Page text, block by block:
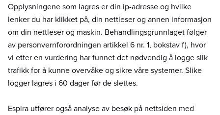
Opplysningene som lagres er din ip-adresse og hvilke
lenker du har klikket på, din nettleser og annen informasjon
om din nettleser og maskin. Behandlingsgrunnlaget følger
av personvernforordningen artikkel 6 nr. 1, bokstav f), hvor
vi etter en vurdering har funnet det nødvendig å logge slik
trafikk for å kunne overvåke og sikre våre systemer. Slike
logger lagres i 60 dager før de slettes.
Espira utfører også analyse av besøk på nettsiden med